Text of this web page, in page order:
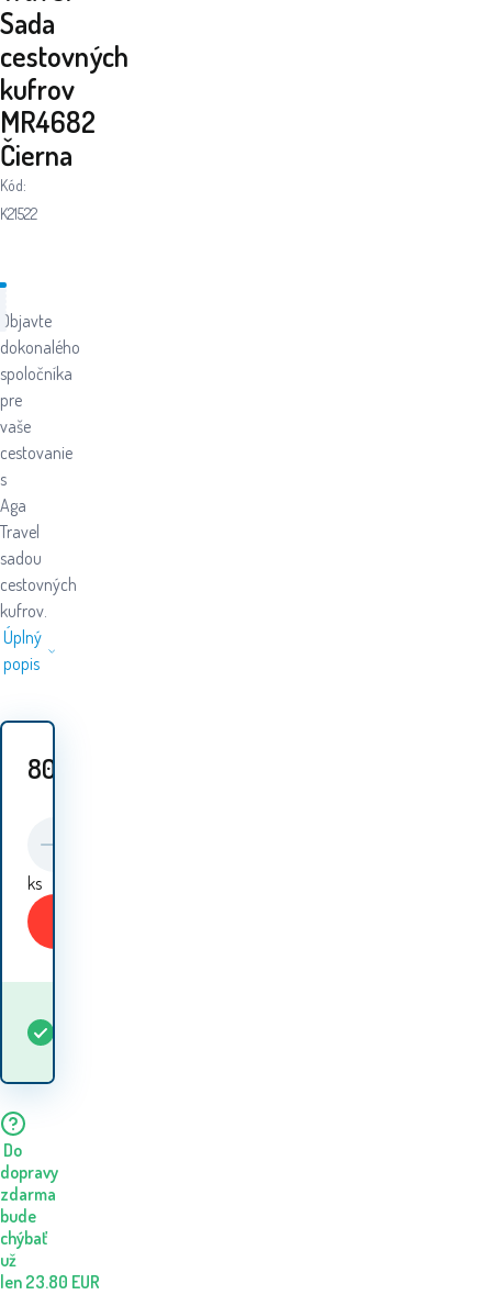
Sada
cestovných
kufrov
MR4682
Čierna
Kód:
K21522
Objavte
dokonalého
spoločníka
pre
vaše
cestovanie
s
Aga
Travel
sadou
cestovných
kufrov.
Úplný
popis
80.40
ks
Do
dopravy
zdarma
bude
chýbať
už
len 23.80 EUR